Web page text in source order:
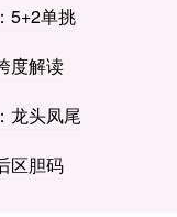
5+2单挑
度解读
龙头凤尾
区胆码